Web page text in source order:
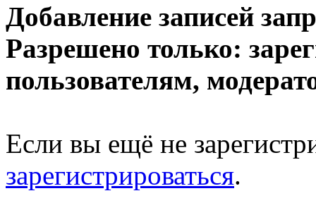
Добавление записей
Разрешено только:
пользователям,
Если вы ещё не
зарегистрироваться.